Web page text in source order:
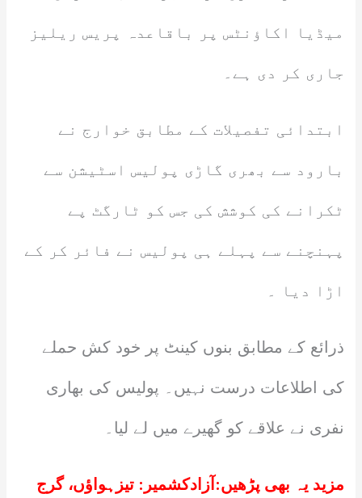
میڈیا اکاؤنٹس پر باقاعدہ پریس ریلیز
جاری کر دی ہے۔
ابتدائی تفصیلات کے مطابق خوارج نے
بارود سے بھری گاڑی پولیس اسٹیشن سے
ٹکرانے کی کوشش کی جس کو ٹارگٹ پے
پہنچنے سے پہلے ہی پولیس نے فائر کر کے
اڑا دیا ۔
ذرائع کے مطابق بنوں کینٹ پر خود کش حملے
کی اطلاعات درست نہیں۔ پولیس کی بھاری
نفری نے علاقے کو گھیرے میں لے لیا۔
مزید یہ بھی پڑھیں: آزادکشمیر: تیزہواؤں، گرج